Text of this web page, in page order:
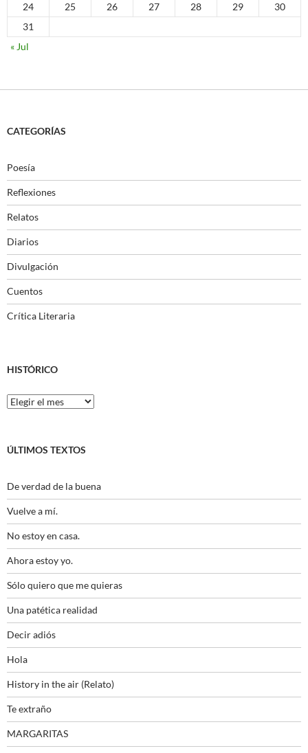
24
25 26 27 28 29
30
31
« Jul
CATEGORÍAS
Poesía
Reflexiones
Relatos
Diarios
Divulgación
Cuentos
Crítica Literaria
HISTÓRICO
Histórico
ÚLTIMOS TEXTOS
De verdad de la buena
Vuelve a mí.
No estoy en casa.
Ahora estoy yo.
Sólo quiero que me quieras
Una patética realidad
Decir adiós
Hola
History in the air (Relato)
Te extraño
MARGARITAS